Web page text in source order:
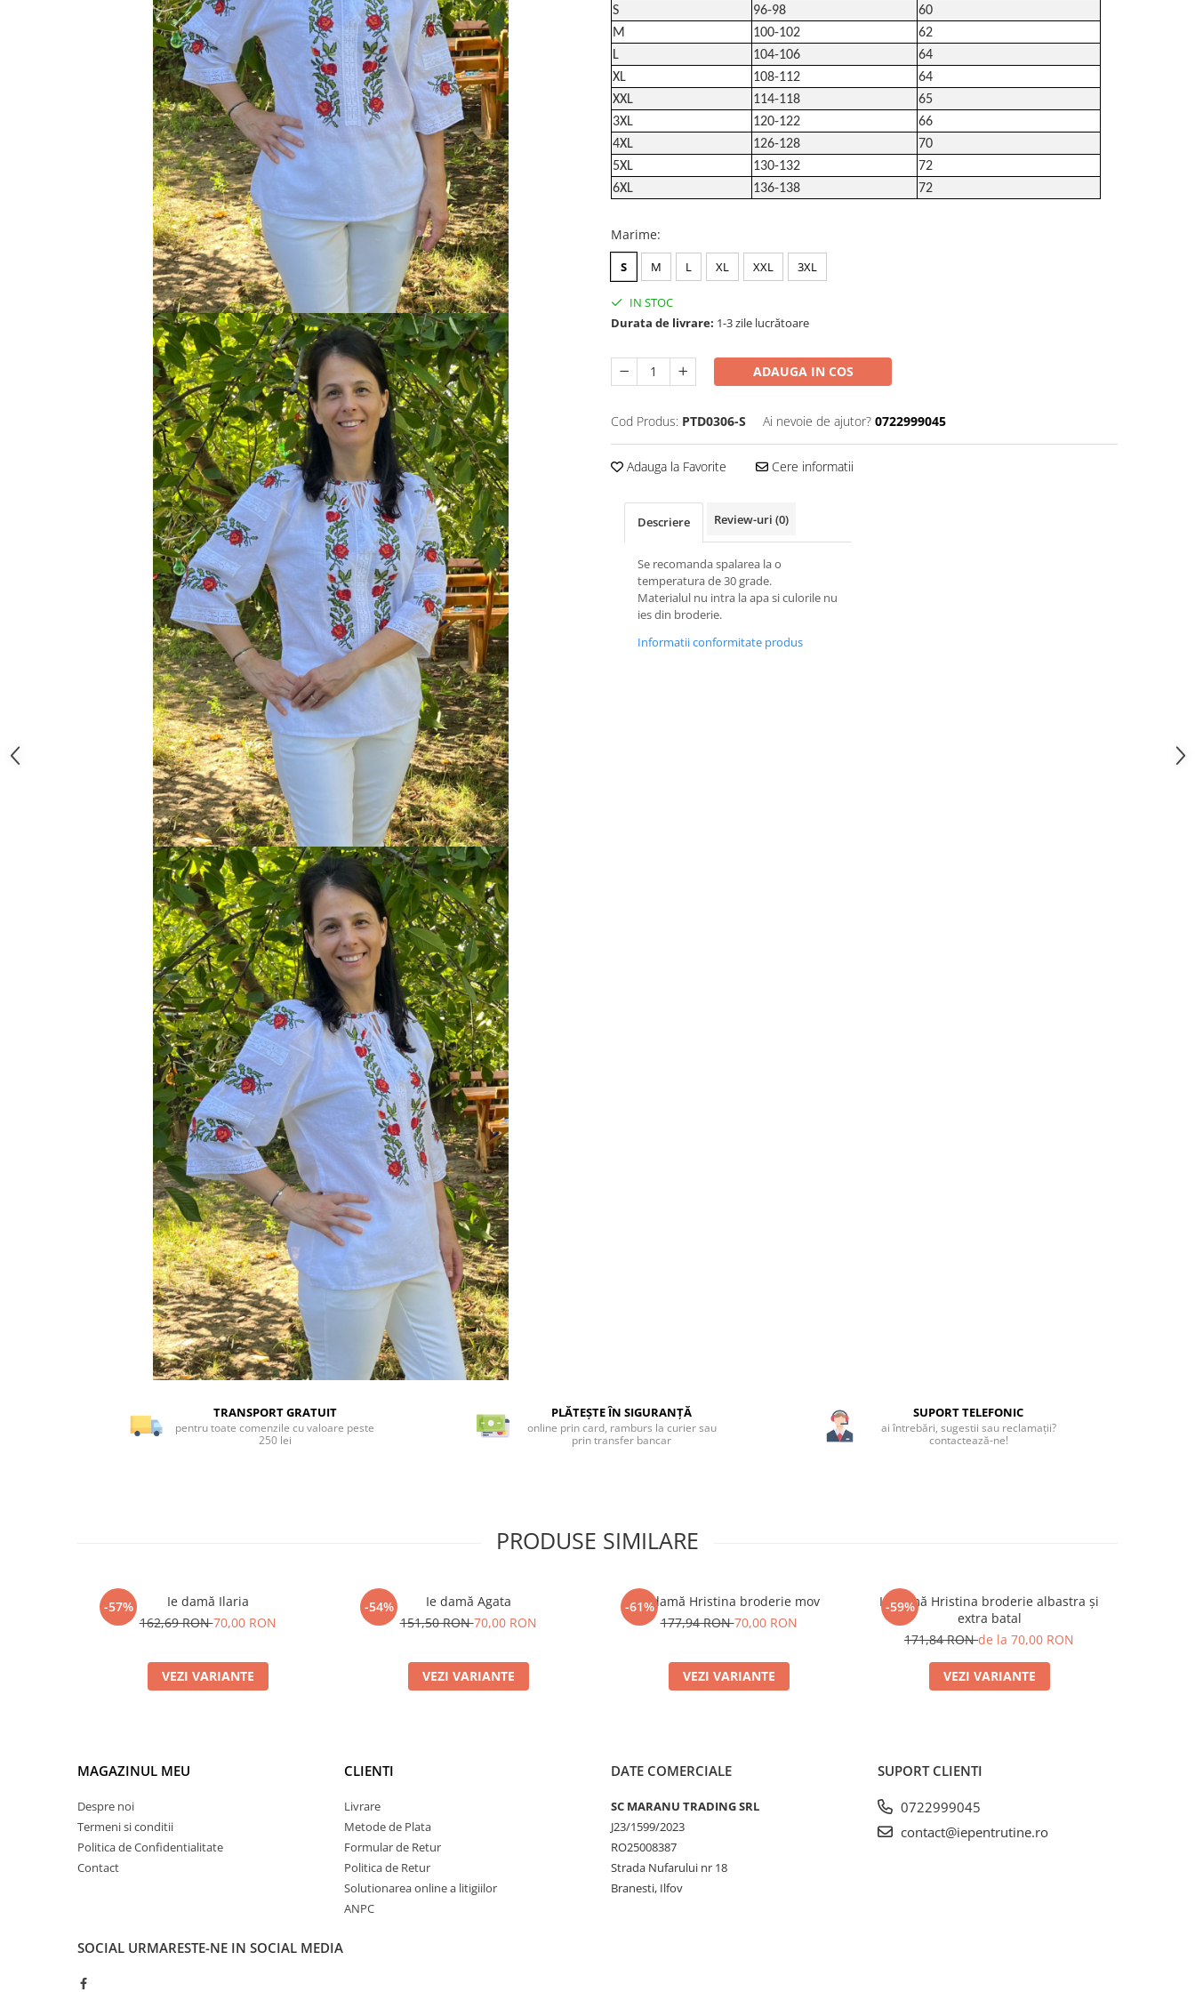
S
96-98
60
M
100-102
62
L
104-106
64
XL
108-112
64
XXL
114-118
65
3XL
120-122
66
4XL
126-128
70
5XL
130-132
72
6XL
136-138 72
Marime:
S M L XL XXL 3XL
IN STOC
Durata de livrare: 1-3 zile lucrătoare
ADAUGA IN COS
Cod Produs: PTD0306-S Ai nevoie de ajutor? 0722999045
Adauga la Favorite Cere informatii
Descriere Review-uri (0)
Se recomanda spalarea la o
temperatura de 30 grade.
Materialul nu intra la apa si culorile nu
ies din broderie.
Informatii conformitate produs
TRANSPORT GRATUIT
pentru toate comenzile cu valoare peste
250 lei
PLĂTEȘTE ÎN SIGURANȚĂ
online prin card, ramburs la curier sau
prin transfer bancar
SUPORT TELEFONIC
ai întrebări, sugestii sau reclamații?
contactează-ne!
PRODUSE SIMILARE
-57%
Ie damă Ilaria
162,69 RON70,00 RON
VEZI VARIANTE
-54%
Ie damă Agata
151,50 RON70,00 RON
VEZI VARIANTE
-61%
Ie damă Hristina broderie mov
177,94 RON70,00 RON
VEZI VARIANTE
-59%
Ie damă Hristina broderie albastra și
extra batal
171,84 RONde la 70,00 RON
VEZI VARIANTE
MAGAZINUL MEU
Despre noi
Termeni si conditii
Politica de Confidentialitate
Contact
CLIENTI
Livrare
Metode de Plata
Formular de Retur
Politica de Retur
Solutionarea online a litigiilor
ANPC
DATE COMERCIALE
SC MARANU TRADING SRL
J23/1599/2023
RO25008387
Strada Nufarului nr 18
Branesti, Ilfov
SUPORT CLIENTI
0722999045
contact@iepentrutine.ro
SOCIAL URMARESTE-NE IN SOCIAL MEDIA